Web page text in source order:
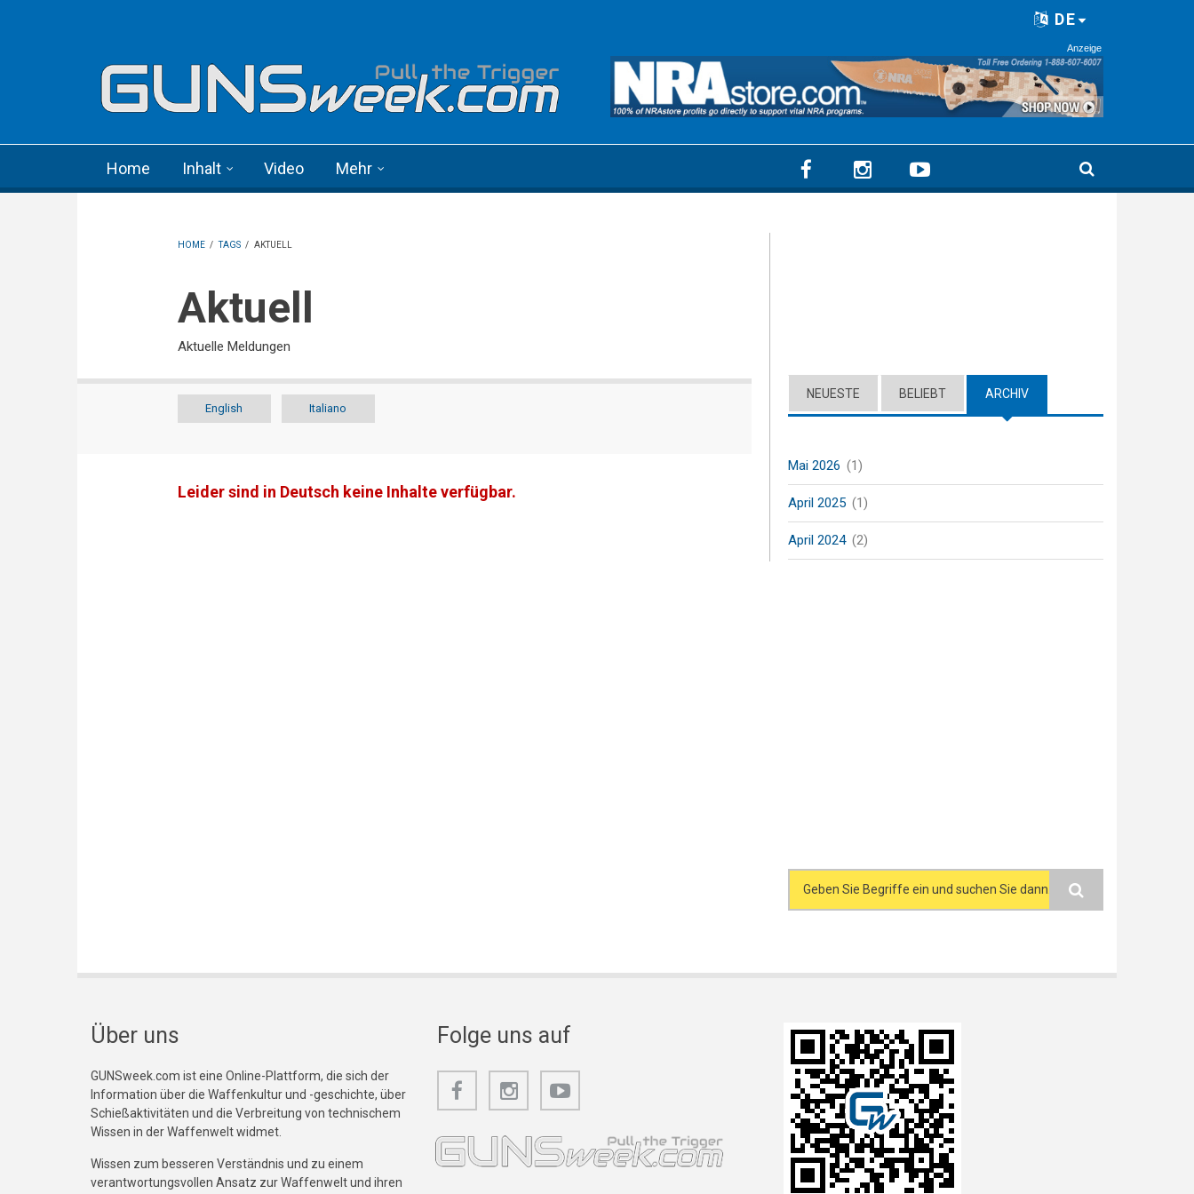
DE
Anzeige
Home Inhalt Video Mehr
HOME / TAGS / AKTUELL
Aktuell
Aktuelle Meldungen
English Italiano
Leider sind in Deutsch keine Inhalte verfügbar.
NEUESTE BELIEBT ARCHIV
Mai 2026 (1)
April 2025 (1)
April 2024 (2)
Search form
Über uns
GUNSweek.com ist eine Online-Plattform, die sich der
Information über die Waffenkultur und -geschichte, über
Schießaktivitäten und die Verbreitung von technischem
Wissen in der Waffenwelt widmet.
Wissen zum besseren Verständnis und zu einem
verantwortungsvollen Ansatz zur Waffenwelt und ihren
Folge uns auf